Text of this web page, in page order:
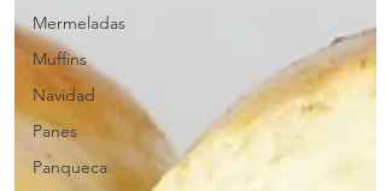
Mermeladas
Muffins
Navidad
Panes
Panqueca